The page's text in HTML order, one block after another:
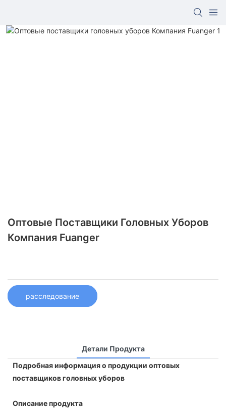
Оптовые Поставщики Головных Уборов
Компания Fuanger
расследование
Детали Продукта
Подробная информация о продукции оптовых
поставщиков головных уборов
Описание продукта